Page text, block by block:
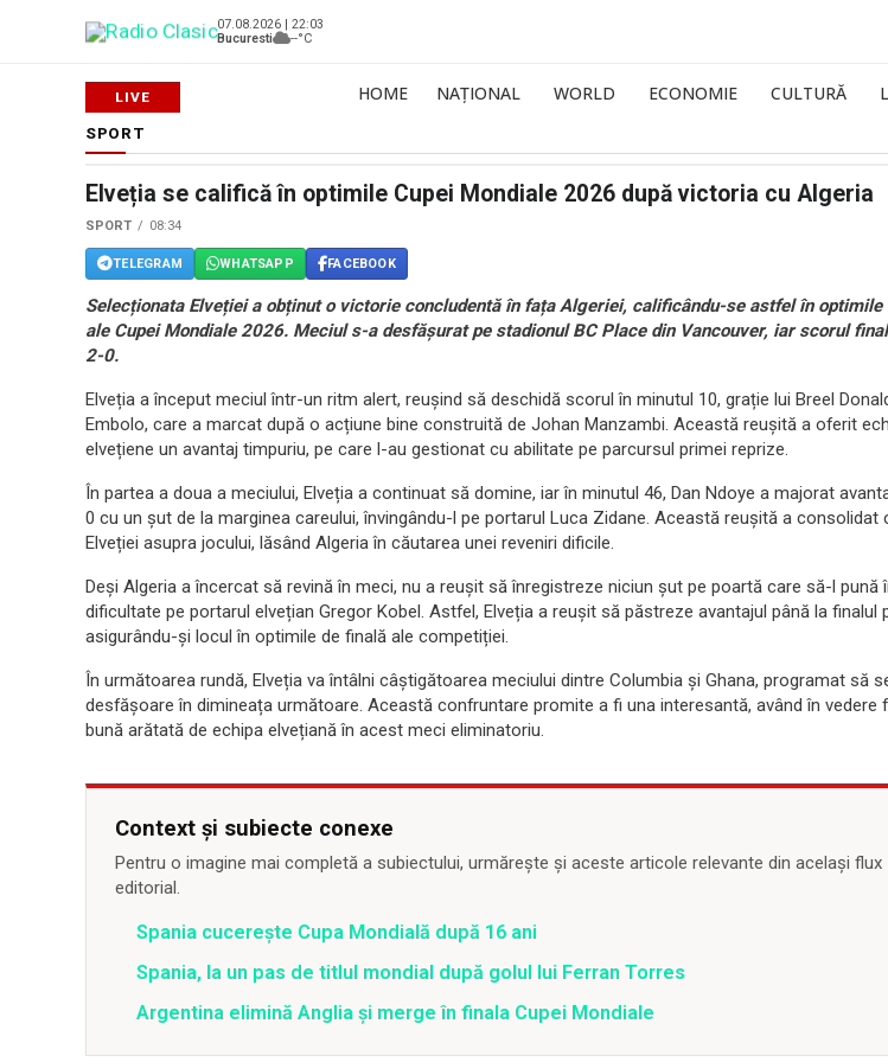
07.08.2026 | 22:03
Bucuresti
--°C
HOME NAȚIONAL WORLD ECONOMIE CULTURĂ
SPORT
Elveția se califică în optimile Cupei Mondiale 2026 după victoria cu Algeria
SPORT 08:34
TELEGRAM WHATSAPP FACEBOOK
Selecționata Elveției a obținut o victorie concludentă în fața Algeriei, calificându-se astfel în optimile
ale Cupei Mondiale 2026. Meciul s-a desfășurat pe stadionul BC Place din Vancouver, iar scorul
2-0.
Elveția a început meciul într-un ritm alert, reușind să deschidă scorul în minutul 10, grație lui Breel
Embolo, care a marcat după o acțiune bine construită de Johan Manzambi. Această reușită a oferit
elvețiene un avantaj timpuriu, pe care l-au gestionat cu abilitate pe parcursul primei reprize.
În partea a doua a meciului, Elveția a continuat să domine, iar în minutul 46, Dan Ndoye a majorat
0 cu un șut de la marginea careului, învingându-l pe portarul Luca Zidane. Această reușită a consolidat
Elveției asupra jocului, lăsând Algeria în căutarea unei reveniri dificile.
Deși Algeria a încercat să revină în meci, nu a reușit să înregistreze niciun șut pe poartă care să-l pună
dificultate pe portarul elvețian Gregor Kobel. Astfel, Elveția a reușit să păstreze avantajul până la finalul
asigurându-și locul în optimile de finală ale competiției.
În următoarea rundă, Elveția va întâlni câștigătoarea meciului dintre Columbia și Ghana, programat să
desfășoare în dimineața următoare. Această confruntare promite a fi una interesantă, având în vedere
bună arătată de echipa elvețiană în acest meci eliminatoriu.
Context și subiecte conexe
Pentru o imagine mai completă a subiectului, urmărește și aceste articole relevante din același flux
editorial.
Spania cucerește Cupa Mondială după 16 ani
Spania, la un pas de titlul mondial după golul lui Ferran Torres
Argentina elimină Anglia și merge în finala Cupei Mondiale